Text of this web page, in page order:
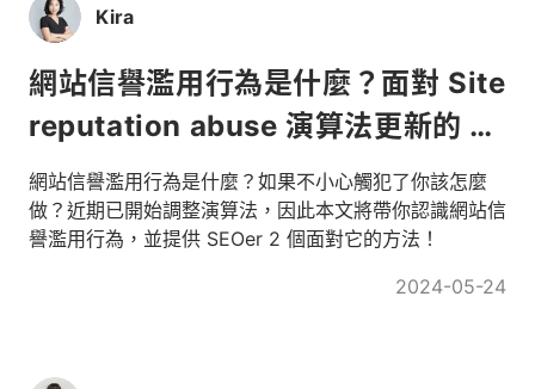
Kira
網站信譽濫用行為是什麼？面對 Site
reputation abuse 演算法更新的 2
方法
網站信譽濫用行為是什麼？如果不小心觸犯了你該怎麼
做？近期已開始調整演算法，因此本文將帶你認識網站信
譽濫用行為，並提供 SEOer 2 個面對它的方法！
2024-05-24